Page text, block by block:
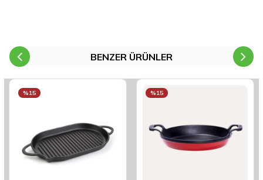
BENZER ÜRÜNLER
%15 %15